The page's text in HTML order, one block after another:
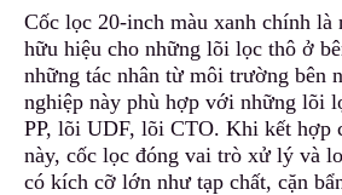
Cốc lọc 20-inch màu xanh chính là
hữu hiệu cho những lõi lọc thô ở
những tác nhân từ môi trường bên
nghiệp này phù hợp với những lõi
PP, lõi UDF, lõi CTO. Khi kết hợp
này, cốc lọc đóng vai trò xử lý và
có kích cỡ lớn như tạp chất, cặn